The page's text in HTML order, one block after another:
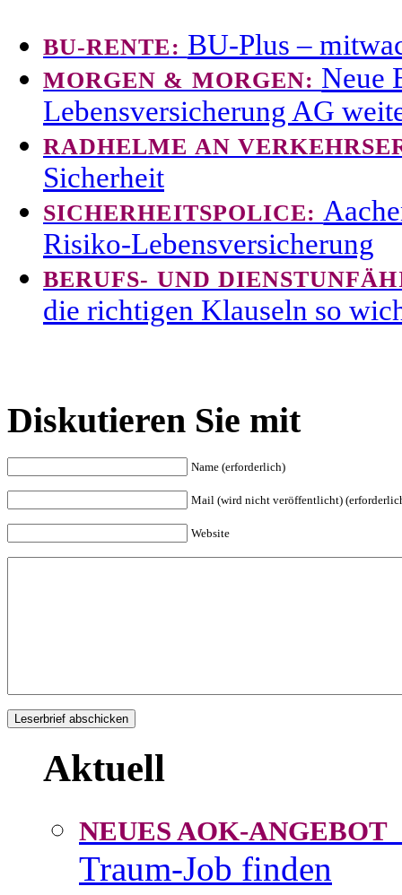
BU-RENTE: BU-Plus –
MORGEN & MORGEN: Neue
Lebensversicherung AG
RADHELME AN
Sicherheit
SICHERHEITSPOLICE:
Risiko-Lebensversicherung
BERUFS- UND
die richtigen Klauseln so
Diskutieren Sie mit
Name (erforderlich)
Mail (wird nicht veröffentlicht)
Website
Aktuell
NEUES AOK-ANGEBOT
Traum-Job finden